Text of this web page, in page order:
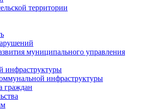
территории
муниципального управления
инфраструктуры
инфраструктуры
граждан